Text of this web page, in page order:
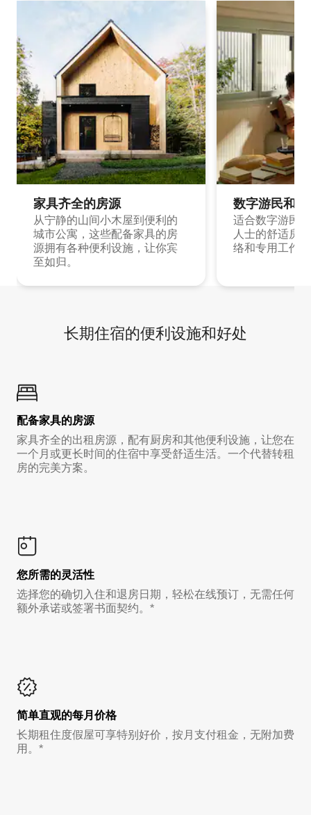
家具齐全的房源
从宁静的山间小木屋到便利的
城市公寓，这些配备家具的房
源拥有各种便利设施，让你宾
至如归。
数字游民和
适合数字游民
人士的舒适房
络和专用工作
长期住宿的便利设施和好处
配备家具的房源
家具齐全的出租房源，配有厨房和其他便利设施，让您在
一个月或更长时间的住宿中享受舒适生活。一个代替转租
房的完美方案。
您所需的灵活性
选择您的确切入住和退房日期，轻松在线预订，无需任何
额外承诺或签署书面契约。*
简单直观的每月价格
长期租住度假屋可享特别好价，按月支付租金，无附加费
用。*